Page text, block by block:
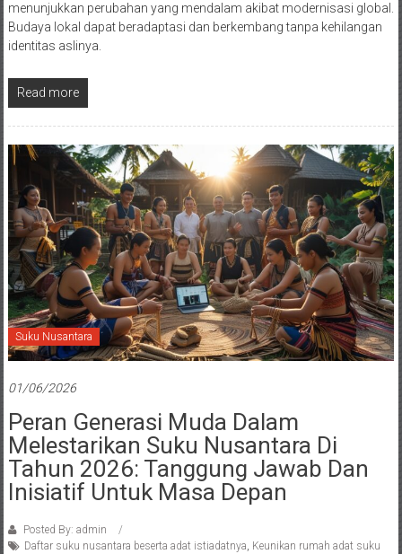
menunjukkan perubahan yang mendalam akibat modernisasi global.
Budaya lokal dapat beradaptasi dan berkembang tanpa kehilangan
identitas aslinya.
Read more
Suku Nusantara
01/06/2026
Peran Generasi Muda Dalam
Melestarikan Suku Nusantara Di
Tahun 2026: Tanggung Jawab Dan
Inisiatif Untuk Masa Depan
Posted By: admin
Daftar suku nusantara beserta adat istiadatnya, Keunikan rumah adat suku